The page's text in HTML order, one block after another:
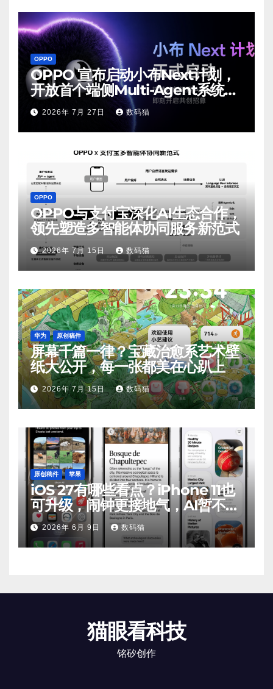
OPPO
OPPO 宣布启动小布Next计划，
开放首个端侧Multi-Agent系统内
测2026年 7月 27日 数码猫
OPPO
OPPO与支付宝深化AI生态合作，
领先塑造多智能体协同服务新范式
2026年 7月 15日 数码猫
华为 原创稿件
屏幕千篇一律？宝藏治愈系艺术壁
纸大公开，每一张都美在心趴上
2026年 7月 15日 数码猫
原创稿件 苹果
iOS 27有哪些看点？iPhone 11也
可升级，闹钟更接地气，AI暂不支
持2026年 6月 9日 数码猫
猫眼看科技
铭矽创作